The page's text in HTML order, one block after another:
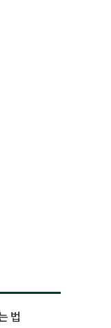
법